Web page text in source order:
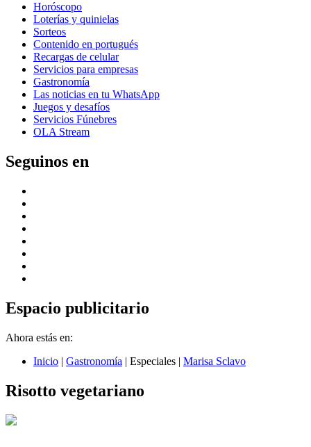
Horóscopo
Loterías y quinielas
Sorteos
Contenido en portugués
Recargas de celular
Servicios para empresas
Gastronomía
Las noticias en tu WhatsApp
Juegos y desafíos
Servicios Fúnebres
OLA Stream
Seguinos en
Espacio publicitario
Ahora estás en:
Inicio | Gastronomía | Especiales | Marisa Sclavo
Risotto vegetariano